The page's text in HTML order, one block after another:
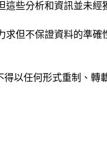
些分析和資訊並未
但不保證資料的準
以任何形式重制、